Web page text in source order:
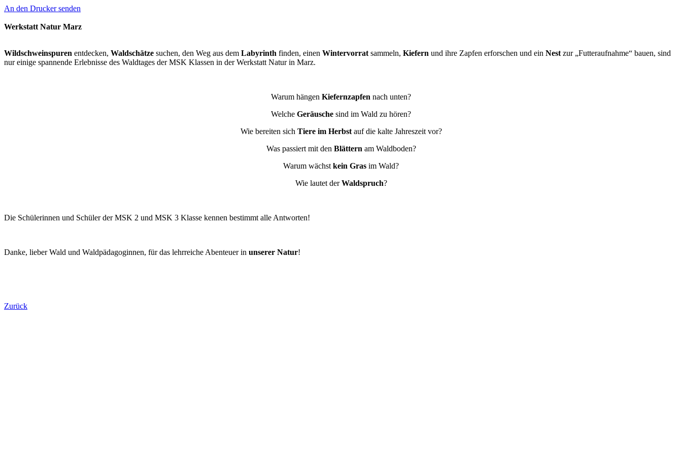
An den Drucker senden
Werkstatt Natur Marz
Wildschweinspuren entdecken, Waldschätze suchen, den Weg aus dem Labyrinth finden, einen Wintervorrat sammeln, Kiefern und ihre Zapfen erforschen und ein Nest zur „Futteraufnahme“ bauen, sind
nur einige spannende Erlebnisse des Waldtages der MSK Klassen in der Werkstatt Natur in Marz.
Warum hängen Kiefernzapfen nach unten?
Welche Geräusche sind im Wald zu hören?
Wie bereiten sich Tiere im Herbstauf die kalte Jahreszeit vor?
Was passiert mit den Blättern am Waldboden?
Warum wächst kein Gras im Wald?
Wie lautet derWaldspruch?
Die Schülerinnen und Schüler der MSK 2 und MSK 3 Klasse kennen bestimmt alle Antworten!
Danke, lieber Wald und Waldpädagoginnen, für das lehrreiche Abenteuer in unserer Natur!
Zurück